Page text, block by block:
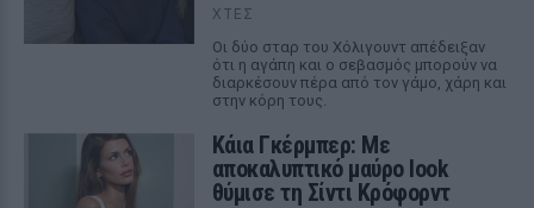
ΧΤΕΣ
Οι δύο σταρ του Χόλιγουντ απέδειξαν
ότι η αγάπη και ο σεβασμός μπορούν να
διαρκέσουν πέρα από τον γάμο, χάρη και
στην κόρη τους.
Κάια Γκέρμπερ: Με
αποκαλυπτικό μαύρο look
θύμισε τη Σίντι Κρόφορντ